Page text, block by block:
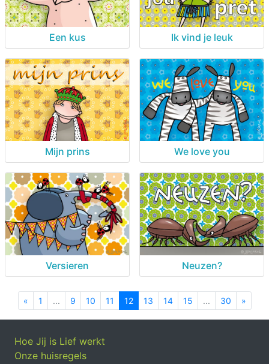
Een kus Ik vind je leuk
Mijn prins We love you
Versieren Neuzen?
« Previous
1 ... 9 10 11 12 13 14 15 ... 30 »
Hoe Jij is Lief werkt
Onze huisregels